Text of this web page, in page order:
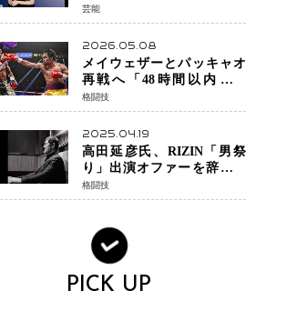
ニュー・ワールド』 新ブラ
ック・ウィドウ役のシラ・
ハースとは！？
芸能
2026.05.08
メイウェザーとパッキャオ
再戦へ「48時間以内に決
着」公式戦かエキシビショ
ンか混迷続く
格闘技
2025.04.19
高田延彦氏、RIZIN「男祭
り」出演オファーを辞退
統括本部長時代の役目「す
でに終えています」と明言
格闘技
PICK UP